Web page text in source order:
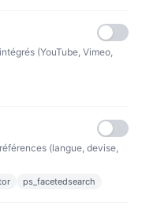
(YouTube, Vimeo,
(langue, devise,
ps_facetedsearch